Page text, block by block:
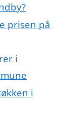
prisen på
i
i